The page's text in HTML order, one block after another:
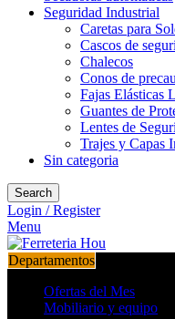
Seguridad Industrial
Caretas para
Cascos de
Chalecos
Conos de
Fajas Elásticas
Guantes de
Lentes de
Trajes y Capas
Sin categoria
Search
Login / Register
Menu
Departamentos
Ofertas del Mes
Mobiliario y equipo